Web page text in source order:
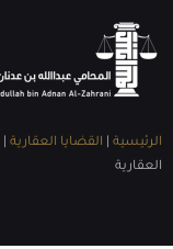
الرئيسية القضايا العقارية
العقارية